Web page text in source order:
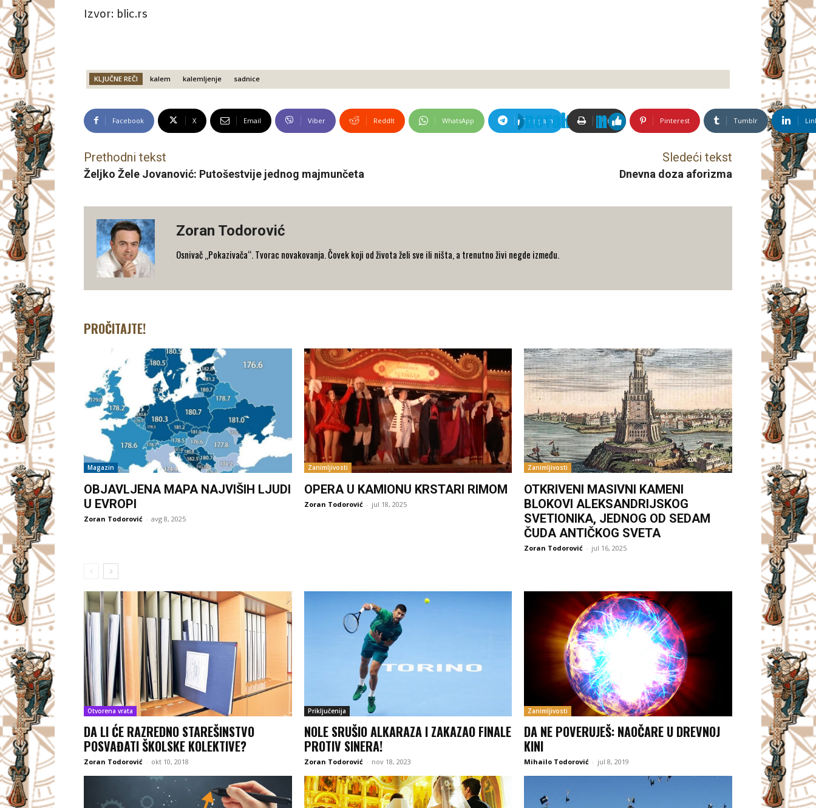
Izvor: blic.rs
KLJUČNE REČI kalem kalemljenje sadnice
Facebook X Email Viber ReddIt WhatsApp Telegram Print Pinterest Tumblr
Prethodni tekst
Željko Žele Jovanović: Putošestvije jednog majmunčeta
Sledeći tekst
Dnevna doza aforizma
Zoran Todorović
Osnivač „Pokazivača“. Tvorac novakovanja. Čovek koji od života želi sve ili ništa, a trenutno živi negde između.
PROČITAJTE!
Magazin
OBJAVLJENA MAPA NAJVIŠIH LJUDI
U EVROPI
Zoran Todorović - avg 8, 2025
Zanimljivosti
OPERA U KAMIONU KRSTARI RIMOM
Zoran Todorović - jul 18, 2025
Zanimljivosti
OTKRIVENI MASIVNI KAMENI
BLOKOVI ALEKSANDRIJSKOG
SVETIONIKA, JEDNOG OD SEDAM
ČUDA ANTIČKOG SVETA
Zoran Todorović - jul 16, 2025
Otvorena vrata
DA LI ĆE RAZREDNO STAREŠINSTVO
POSVAĐATI ŠKOLSKE KOLEKTIVE?
Zoran Todorović - okt 10, 2018
Priključenija
NOLE SRUŠIO ALKARAZA I ZAKAZAO FINALE
PROTIV SINERA!
Zoran Todorović - nov 18, 2023
Zanimljivosti
DA NE POVERUJEŠ: NAOČARE U DREVNOJ
KINI
Mihailo Todorović - jul 8, 2019